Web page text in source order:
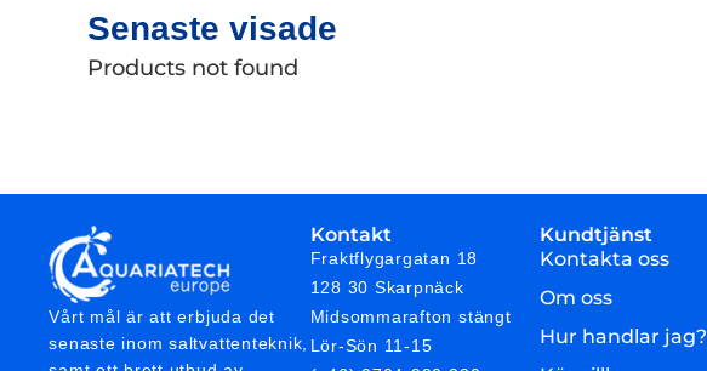
Senaste visade
Products not found
Vårt mål är att erbjuda det
senaste inom saltvattenteknik,
Kontakt
Fraktflygargatan 18
128 30 Skarpnäck
Midsommarafton stängt
Lör-Sön 11-15
Kundtjänst
Kontakta oss
Om oss
Hur handlar jag?